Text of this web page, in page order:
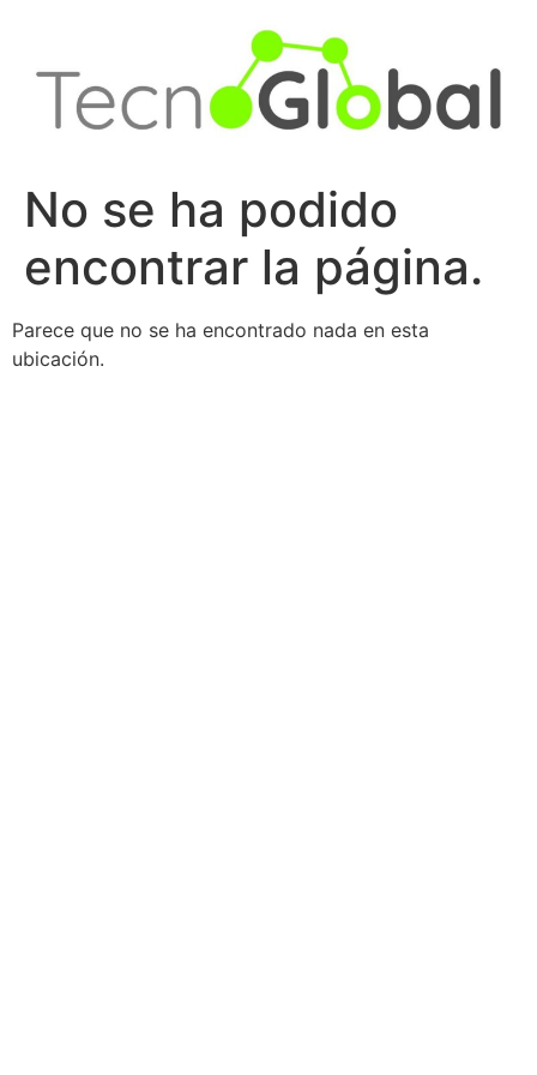
contenido
No se ha podido
encontrar la página.
Parece que no se ha encontrado nada en esta
ubicación.